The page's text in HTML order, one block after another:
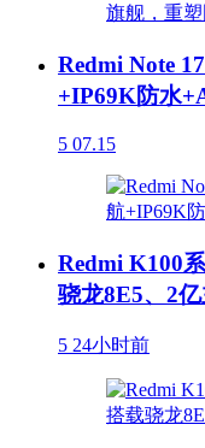
Redmi Note
+IP69K防水
5 07.15
Redmi K100
骁龙8E5、2
5 24小时前